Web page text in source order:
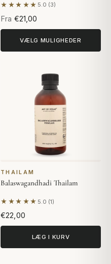
★★★★★ 5.0 (3)
Baseret på 3 anmeldelser
Fra €21,00
VÆLG MULIGHEDER
THAILAM
Balaswagandhadi Thailam
★★★★★ 5.0 (1)
Baseret på 1 anmeldelse
€22,00
LÆG I KURV